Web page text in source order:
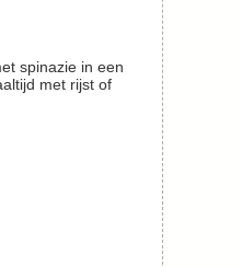
met rijst of